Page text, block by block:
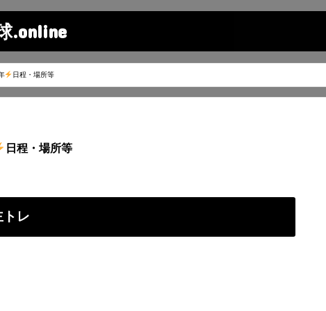
.online
日程・場所等
日程・場所等
トレ